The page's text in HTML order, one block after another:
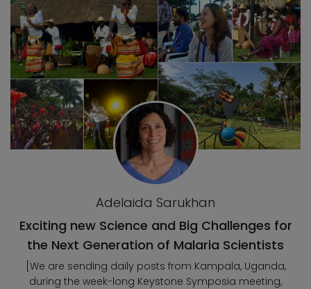
Adelaida Sarukhan
Exciting new Science and Big Challenges for
the Next Generation of Malaria Scientists
[We are sending daily posts from Kampala, Uganda,
during the week-long Keystone Symposia meeting,